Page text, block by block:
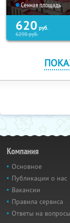
Сенная площадь
620 руб.
6290руб.
Компания
Основное
Публикации о нас
Вакансии
Правила сервиса
Ответы на вопросы